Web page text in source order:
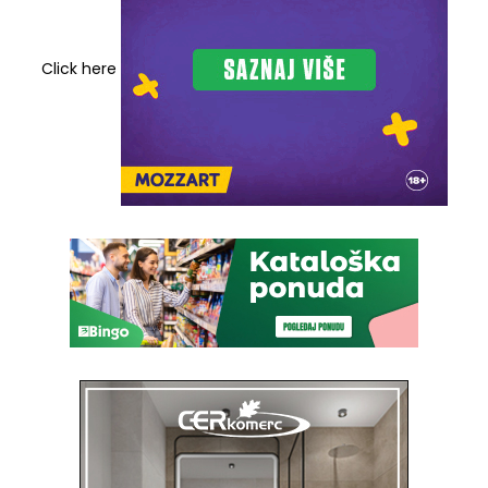
Click here